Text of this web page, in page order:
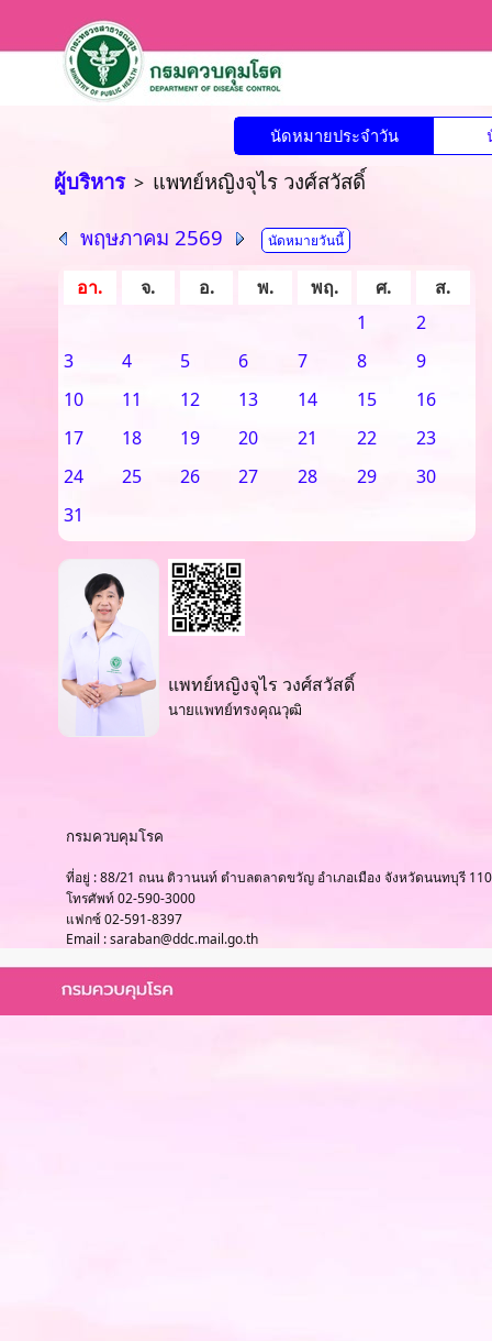
นัดหมายประจำวัน
ผู้บริหาร> แพทย์หญิงจุไร วงศ์สวัสดิ์
พฤษภาคม 2569 นัดหมายวันนี้
อา. จ. อ. พ. พฤ. ศ.
ส.
1
2
3
4 5 6 7 8
9
10
11 12 13 14 15
16
17
18 19 20 21 22
23
24
25 26 27 28 29
30
31
แพทย์หญิงจุไร วงศ์สวัสดิ์
นายแพทย์ทรงคุณวุฒิ
กรมควบคุมโรค
ที่อยู่ : 88/21 ถนน ติวานนท์ ตำบลตลาดขวัญ อำเภอเมือง จังหวัดนนทบุรี
โทรศัพท์ 02-590-3000
แฟกซ์ 02-591-8397
Email : saraban@ddc.mail.go.th